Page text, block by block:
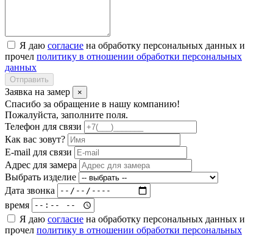
Я даю согласие на обработку персональных данных и
прочел политику в отношении обработки персональных
данных
Отправить
Заявка на замер ×
Спасибо за обращение в нашу компанию!
Пожалуйста, заполните поля.
Телефон для связи
Как вас зовут?
E-mail для связи
Адрес для замера
Выбрать изделие
Дата звонка
время
Я даю согласие на обработку персональных данных и
прочел политику в отношении обработки персональных